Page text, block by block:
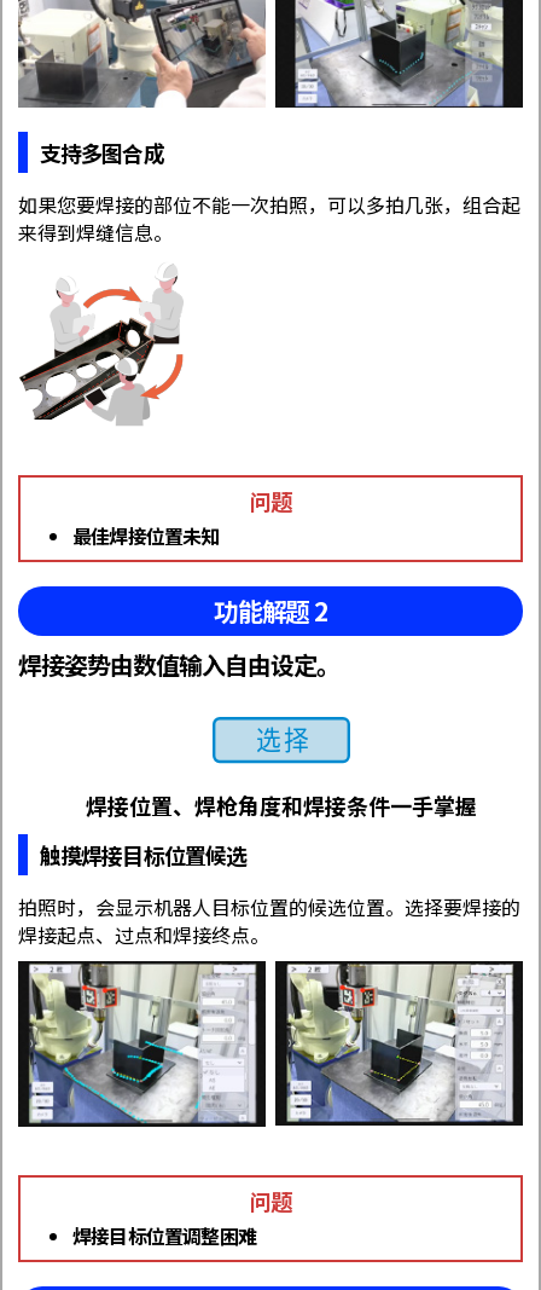
支持多图合成
如果您要焊接的部位不能一次拍照，可以多拍几张，组合起
来得到焊缝信息。
问题
最佳焊接位置未知
功能解题 2
焊接姿势由数值输入自由设定。
焊接位置、焊枪角度和焊接条件一手掌握
触摸焊接目标位置候选
拍照时，会显示机器人目标位置的候选位置。选择要焊接的
焊接起点、过点和焊接终点。
问题
焊接目标位置调整困难